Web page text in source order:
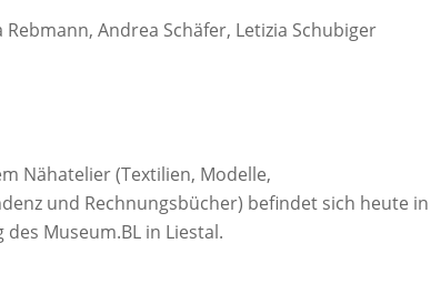
Andrea Schäfer, Letizia Schubiger
Nähatelier (Textilien, Modelle,
und Rechnungsbücher) befindet sich heute in
Museum.BL in Liestal.